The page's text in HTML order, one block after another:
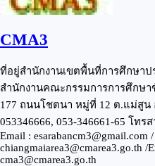
CMA3
ที่อยู่สำนักงานเขตพื้นที่การศึกษาป
สำนักงานคณะกรรมการการศึกษ
177 ถนนโชตนา หมู่ที่ 12 ต.แม่สูน
053346666, 053-346661-65 โทร
Email : esarabancm3@gmail.com
chiangmaiarea3@cmarea3.go.th /
cma3@cmarea3.go.th